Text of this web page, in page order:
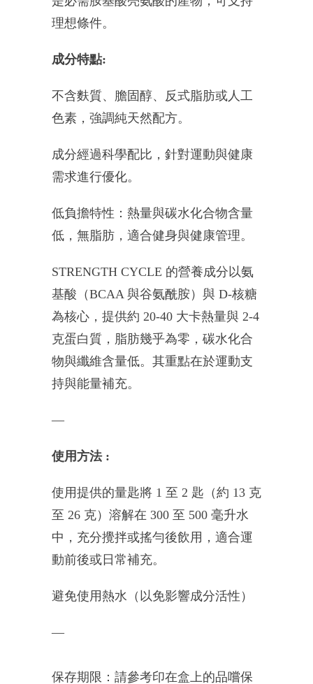
理想條件。
成分特點:
不含麩質、膽固醇、反式脂肪或人工
色素，強調純天然配方。
成分經過科學配比，針對運動與健康
需求進行優化。
低負擔特性：熱量與碳水化合物含量
低，無脂肪，適合健身與健康管理。
STRENGTH CYCLE 的營養成分以氨
基酸（BCAA 與谷氨酰胺）與 D-核糖
為核心，提供約 20-40 大卡熱量與 2-4
克蛋白質，脂肪幾乎為零，碳水化合
物與纖維含量低。其重點在於運動支
持與能量補充。
—
使用方法 :
使用提供的量匙將 1 至 2 匙（約 13 克
至 26 克）溶解在 300 至 500 毫升水
中 ，充分攪拌或搖勻後飲用 ，適合運
動前後或日常補充。
避免使用熱水（以免影響成分活性）
—
保存期限：請參考印在盒上的品嚐保